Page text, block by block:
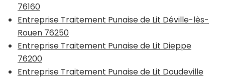
76160
Entreprise Traitement Punaise de Lit Déville-lès-
Rouen 76250
Entreprise Traitement Punaise de Lit Dieppe
76200
Entreprise Traitement Punaise de Lit Doudeville